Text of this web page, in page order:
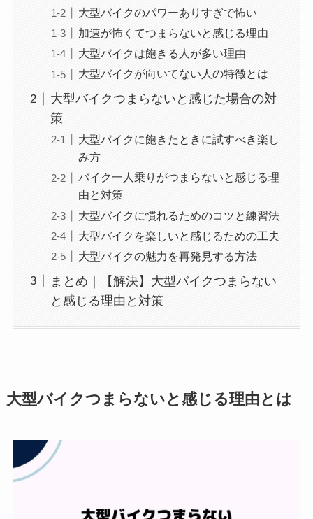
大型バイクのパワーありすぎで怖い
加速が怖くてつまらないと感じる理由
大型バイクは飽きる人が多い理由
大型バイクが向いてない人の特徴とは
大型バイクつまらないと感じた場合の対
策
大型バイクに飽きたときに試すべき楽し
み方
バイク一人乗りがつまらないと感じる理
由と対策
大型バイクに慣れるためのコツと練習法
大型バイクを楽しいと感じるための工夫
大型バイクの魅力を再発見する方法
まとめ｜【解決】大型バイクつまらない
と感じる理由と対策
大型バイクつまらないと感じる理由とは